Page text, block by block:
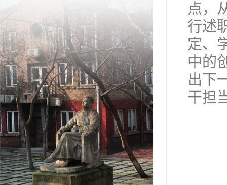
点，
行述
定、
中的
出下
干担